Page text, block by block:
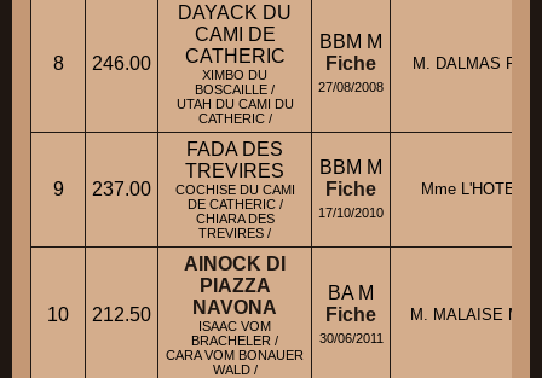
8 246.00
DAYACK DU
CAMI DE
CATHERIC
XIMBO DU
BOSCAILLE /
UTAH DU CAMI DU
CATHERIC /
BBM M
Fiche
27/08/2008
M. DALMAS
9 237.00
FADA DES
TREVIRES
COCHISE DU CAMI
DE CATHERIC /
CHIARA DES
TREVIRES /
BBM M
Fiche
17/10/2010
Mme L'HOTE
10 212.50
AINOCK DI
PIAZZA
NAVONA
ISAAC VOM
BRACHELER /
CARA VOM BONAUER
WALD /
BA M
Fiche
30/06/2011
M. MALAISE